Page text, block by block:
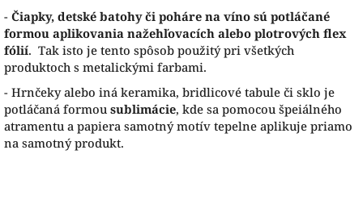
- Čiapky, detské batohy či poháre na víno sú potláčané
formou aplikovania nažehľovacích alebo plotrových flex
fólií. Tak isto je tento spôsob použitý pri všetkých
produktoch s metalickými farbami.
- Hrnčeky alebo iná keramika, bridlicové tabule či sklo je
potláčaná formou sublimácie, kde sa pomocou špeiálného
atramentu a papiera samotný motív tepelne aplikuje priamo
na samotný produkt.